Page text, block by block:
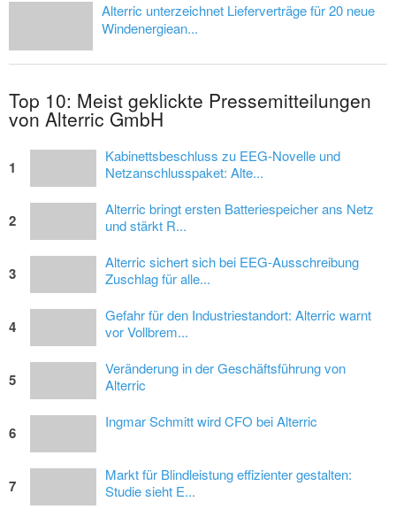
Alterric unterzeichnet Lieferverträge für 20 neue
Windenergiean...
Top 10: Meist geklickte Pressemitteilungen
von Alterric GmbH
1
Kabinettsbeschluss zu EEG-Novelle und
Netzanschlusspaket: Alte...
2
Alterric bringt ersten Batteriespeicher ans Netz
und stärkt R...
3
Alterric sichert sich bei EEG-Ausschreibung
Zuschlag für alle...
4
Gefahr für den Industriestandort: Alterric warnt
vor Vollbrem...
5
Veränderung in der Geschäftsführung von
Alterric
6
Ingmar Schmitt wird CFO bei Alterric
7
Markt für Blindleistung effizienter gestalten:
Studie sieht E...